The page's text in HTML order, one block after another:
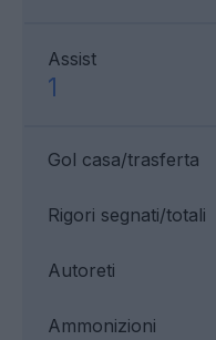
Assist
1
Gol casa/trasferta
Ammonizioni
Rigori segnati/totali
Autoreti